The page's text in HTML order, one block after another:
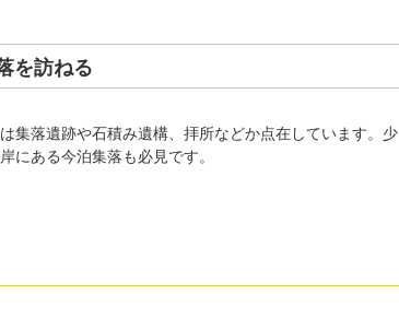
を訪ねる
集落遺跡や石積み遺構、拝所などか点在しています。少
にある今泊集落も必見です。